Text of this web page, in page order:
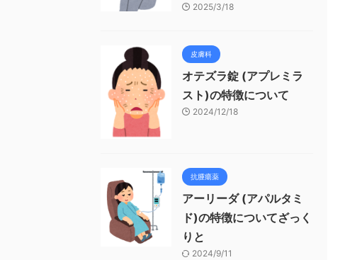
2025/3/18
皮膚科
オテズラ錠 (アプレミラ
スト)の特徴について
2024/12/18
抗腫瘍薬
アーリーダ (アパルタミ
ド)の特徴についてざっく
りと
2024/9/11